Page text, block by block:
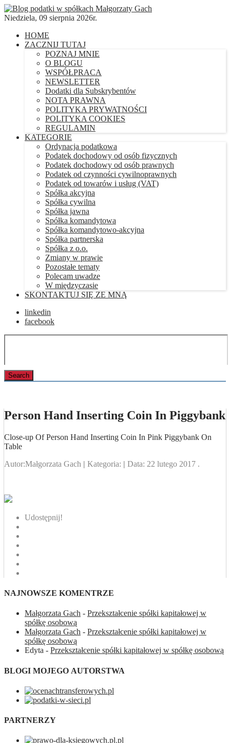
Niedziela, 09 sierpnia 2026r.
HOME
ZACZNIJ TUTAJ
POZNAJ MNIE
O BLOGU
WSPÓŁPRACA
NEWSLETTER
Dodatki dla Subskrybentów
NOTA PRAWNA
POLITYKA PRYWATNOŚCI
POLITYKA COOKIES
REGULAMIN
KATEGORIE
Ordynacja podatkowa
Podatek dochodowy od osób fizycznych
Podatek dochodowy od osób prawnych
Podatek od czynności cywilnoprawnych
Podatek od towarów i usług (VAT)
Spółka akcyjna
Spółka cywilna
Spółka jawna
Spółka komandytowa
Spółka komandytowo-akcyjna
Spółka partnerska
Spółka z o.o.
Zmiany w prawie
Pozostałe tematy
Polecam uwadze
W międzyczasie
SKONTAKTUJ SIĘ ZE MNĄ
linkedin
facebook
Person Hand Inserting Coin In Piggybank
Close-up Of Person Hand Inserting Coin In Pink Piggybank On
Table
Autor:Małgorzata Gach | Kategoria: | Data: 22 lutego 2017 .
Udostępnij!
NAJNOWSZE KOMENTRZE
Małgorzata Gach - Przekształcenie spółki kapitałowej w
spółkę osobową
Małgorzata Gach - Przekształcenie spółki kapitałowej w
spółkę osobową
Edyta - Przekształcenie spółki kapitałowej w spółkę osobową
BLOGI MOJEGO AUTORSTWA
PARTNERZY